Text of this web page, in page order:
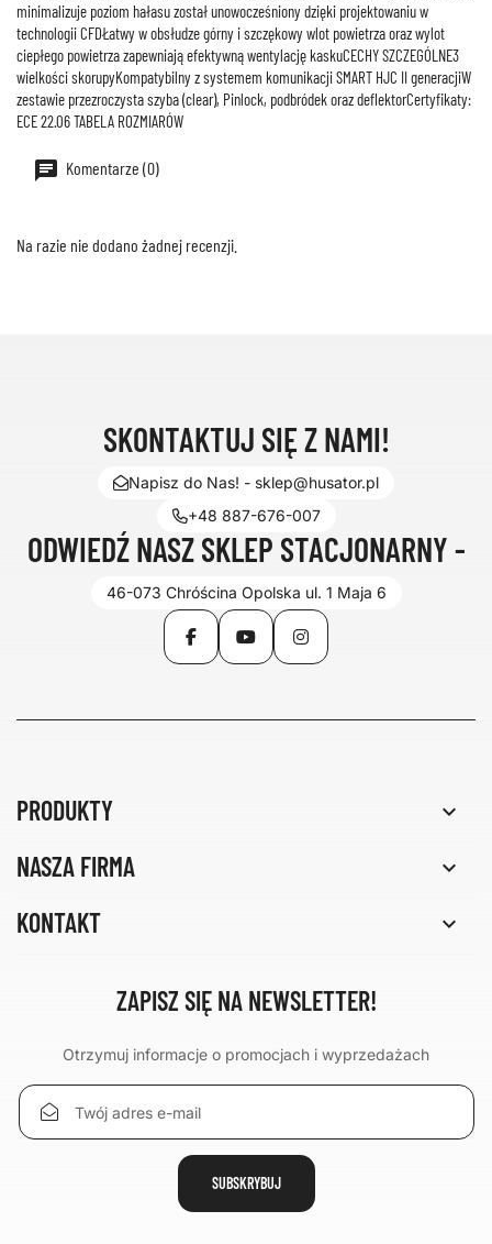
minimalizuje poziom hałasu został unowocześniony dzięki projektowaniu w
technologii CFDŁatwy w obsłudze górny i szczękowy wlot powietrza oraz wylot
ciepłego powietrza zapewniają efektywną wentylację kaskuCECHY SZCZEGÓLNE3
wielkości skorupyKompatybilny z systemem komunikacji SMART HJC II generacjiW
zestawie przezroczysta szyba (clear), Pinlock, podbródek oraz deflektorCertyfikaty:
ECE 22.06 TABELA ROZMIARÓW
Komentarze (0)
Na razie nie dodano żadnej recenzji.
SKONTAKTUJ SIĘ Z NAMI!
Napisz do Nas! - sklep@husator.pl
+48 887-676-007
ODWIEDŹ NASZ SKLEP STACJONARNY -
46-073 Chróścina Opolska ul. 1 Maja 6
FacebookYouTubeInstagram
PRODUKTY 
NASZA FIRMA 
KONTAKT 
ZAPISZ SIĘ NA NEWSLETTER!
Otrzymuj informacje o promocjach i wyprzedażach